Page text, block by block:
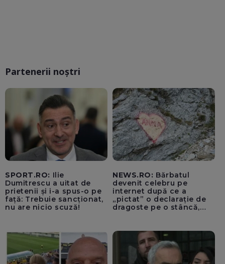
Partenerii noștri
SPORT.RO: Ilie
Dumitrescu a uitat de
prietenii și i-a spus-o pe
față: Trebuie sancționat,
nu are nicio scuză!
NEWS.RO: Bărbatul
devenit celebru pe
internet după ce a
„pictat” o declarație de
dragoste pe o stâncă,
acasă!”, a fost
identificat/ El are 55 de
ani și este din București